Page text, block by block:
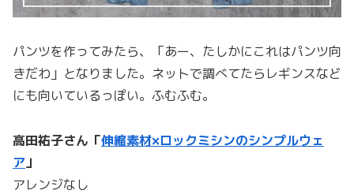
パンツを作ってみたら、「あー、たしかにこれはパンツ向
きだわ」となりました。ネットで調べてたらレギンスなど
にも向いているっぽい。ふむふむ。
高田祐子さん「伸縮素材×ロックミシンのシンプルウェ
ア」
アレンジなし